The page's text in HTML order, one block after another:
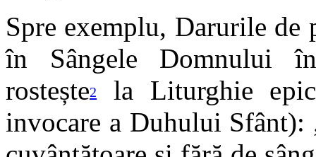
Spre exemplu, Darurile
în Sângele Domnului
rostește2
la Liturghie
invocare a Duhului Sfânt):